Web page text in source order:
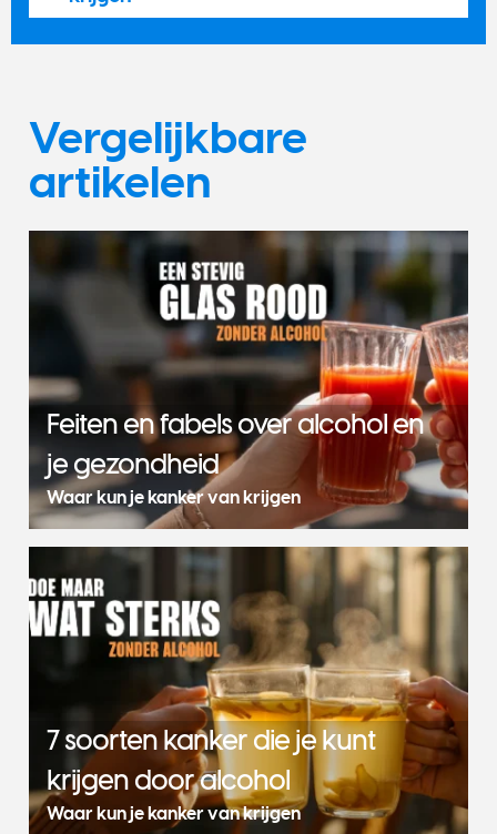
Vergelijkbare
artikelen
Feiten en fabels over alcohol en
je gezondheid
Waar kun je kanker van krijgen
7 soorten kanker die je kunt
krijgen door alcohol
Waar kun je kanker van krijgen